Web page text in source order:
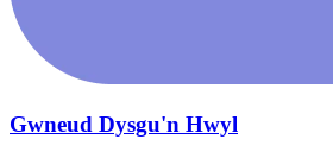
Gwneud Dysgu'n Hwyl